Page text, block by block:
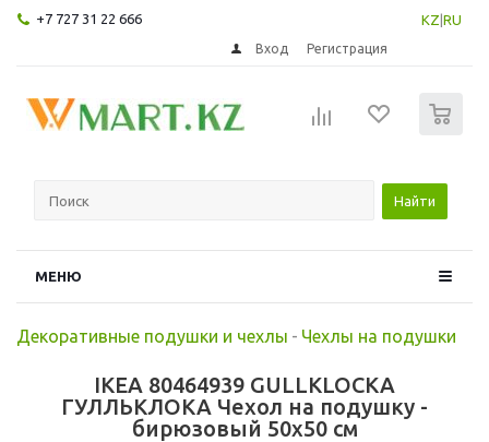
+7 727 31 22 666 KZ RU
Вход Регистрация
Найти
МЕНЮ
Декоративные подушки и чехлы - Чехлы на подушки
IKEA 80464939 GULLKLOCKA
ГУЛЛЬКЛОКА Чехол на подушку -
бирюзовый 50x50 см